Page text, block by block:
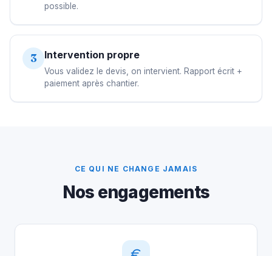
possible.
3 Intervention propre
Vous validez le devis, on intervient. Rapport écrit +
paiement après chantier.
CE QUI NE CHANGE JAMAIS
Nos engagements